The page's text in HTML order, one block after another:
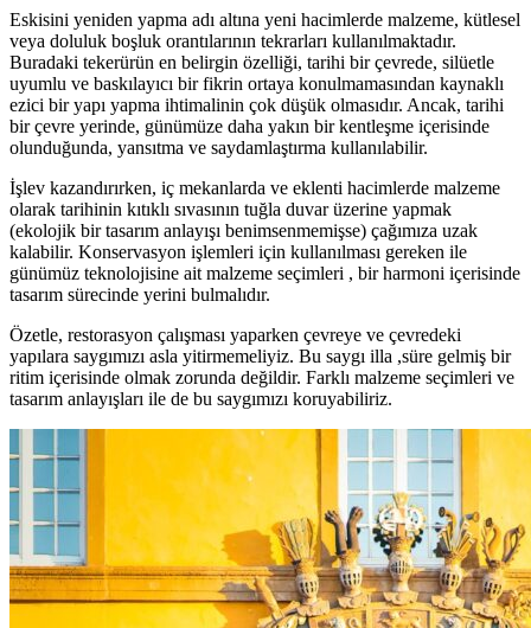
Eskisini yeniden yapma adı altına yeni hacimlerde malzeme, kütlesel
veya doluluk boşluk orantılarının tekrarları kullanılmaktadır.
Buradaki tekerürün en belirgin özelliği, tarihi bir çevrede, silüetle
uyumlu ve baskılayıcı bir fikrin ortaya konulmamasından kaynaklı
ezici bir yapı yapma ihtimalinin çok düşük olmasıdır. Ancak, tarihi
bir çevre yerinde, günümüze daha yakın bir kentleşme içerisinde
olunduğunda, yansıtma ve saydamlaştırma kullanılabilir.
İşlev kazandırırken, iç mekanlarda ve eklenti hacimlerde malzeme
olarak tarihinin kıtıklı sıvasının tuğla duvar üzerine yapmak
(ekolojik bir tasarım anlayışı benimsenmemişse) çağımıza uzak
kalabilir. Konservasyon işlemleri için kullanılması gereken ile
günümüz teknolojisine ait malzeme seçimleri , bir harmoni içerisinde
tasarım sürecinde yerini bulmalıdır.
Özetle, restorasyon çalışması yaparken çevreye ve çevredeki
yapılara saygımızı asla yitirmemeliyiz. Bu saygı illa ,süre gelmiş bir
ritim içerisinde olmak zorunda değildir. Farklı malzeme seçimleri ve
tasarım anlayışları ile de bu saygımızı koruyabiliriz.